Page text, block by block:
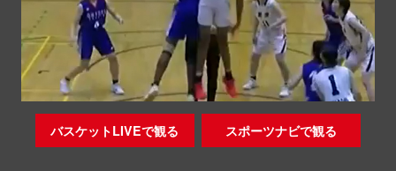
バスケットLIVEで観る スポーツナビで観る